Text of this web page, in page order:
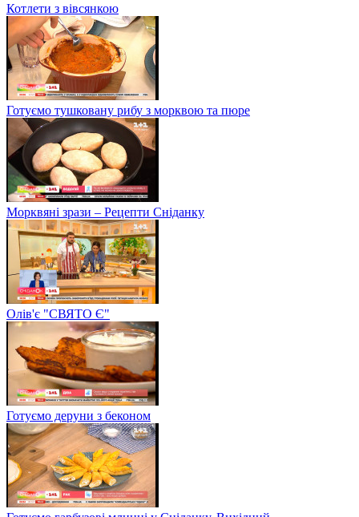
Котлети з вівсянкою
Готуємо тушковану рибу з морквою та пюре
Морквяні зрази – Рецепти Сніданку
Олів'є "СВЯТО Є"
Готуємо деруни з беконом